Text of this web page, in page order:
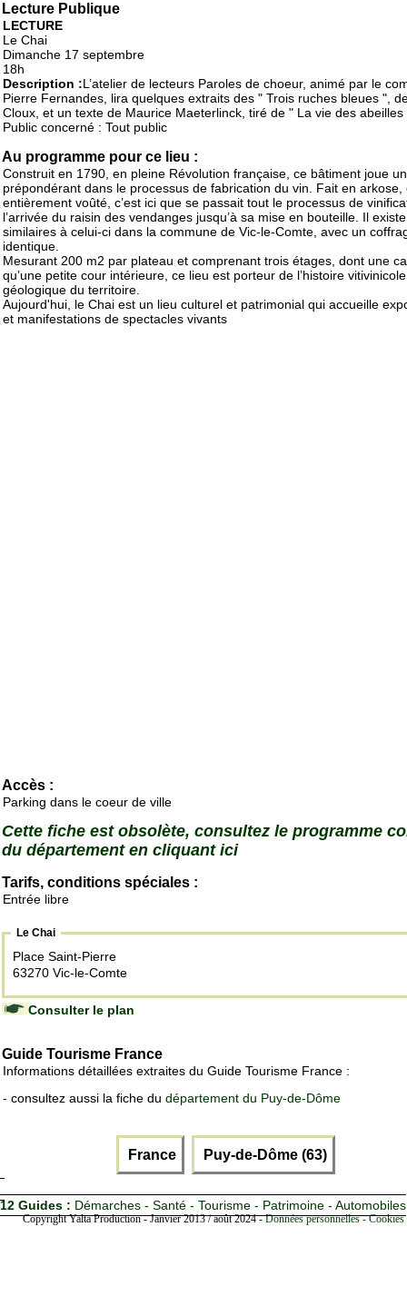
Lecture Publique
LECTURE
Le Chai
Dimanche 17 septembre
18h
Description :L’atelier de lecteurs Paroles de choeur, animé par le
Pierre Fernandes, lira quelques extraits des " Trois ruches bleues ",
Cloux, et un texte de Maurice Maeterlinck, tiré de " La vie des abeilles
Public concerné : Tout public
Au programme pour ce lieu :
Construit en 1790, en pleine Révolution française, ce bâtiment joue
prépondérant dans le processus de fabrication du vin. Fait en arkose,
entièrement voûté, c’est ici que se passait tout le processus de
l’arrivée du raisin des vendanges jusqu’à sa mise en bouteille. Il
similaires à celui-ci dans la commune de Vic-le-Comte, avec un
identique.
Mesurant 200 m2 par plateau et comprenant trois étages, dont une
qu’une petite cour intérieure, ce lieu est porteur de l’histoire
géologique du territoire.
Aujourd'hui, le Chai est un lieu culturel et patrimonial qui accueille
et manifestations de spectacles vivants
Accès :
Parking dans le coeur de ville
Cette fiche est obsolète, consultez le programme
du département en cliquant ici
Tarifs, conditions spéciales :
Entrée libre
Le Chai
Place Saint-Pierre
63270 Vic-le-Comte
Consulter le plan
Guide Tourisme France
Informations détaillées extraites du Guide Tourisme France :
- consultez aussi la fiche du département du Puy-de-Dôme
France Puy-de-Dôme (63)
12 Guides : Démarches - Santé - Tourisme - Patrimoine - Automobiles
Copyright Yalta Production - Janvier 2013 / août 2024 -Données personnelles -